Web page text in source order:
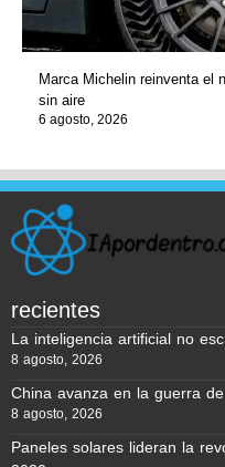
Marca Michelin reinventa el
sin aire
6 agosto, 2026
recientes
La inteligencia artificial no
8 agosto, 2026
China avanza en la guerra
8 agosto, 2026
Paneles solares lideran la